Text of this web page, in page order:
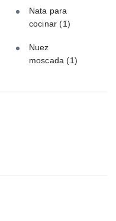
Nata para
cocinar(1)
Nuez
moscada(1)